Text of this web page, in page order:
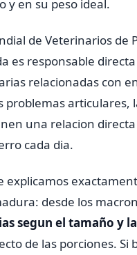
y en su peso ideal.
de Veterinarios de
es responsable
relacionadas con
problemas articulares,
una relacion
cada dia.
explicamos
desde los
segun el tamaño y
de las porciones. Si